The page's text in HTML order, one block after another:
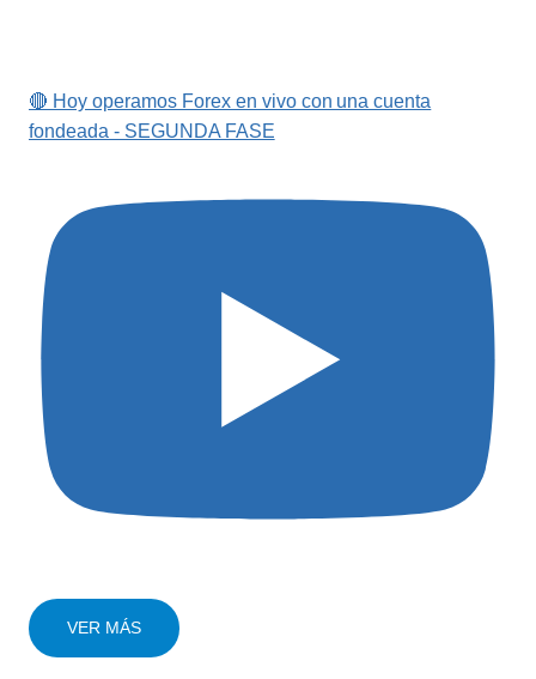
🔴 Hoy operamos Forex en vivo con una cuenta
fondeada - SEGUNDA FASE
VER MÁS